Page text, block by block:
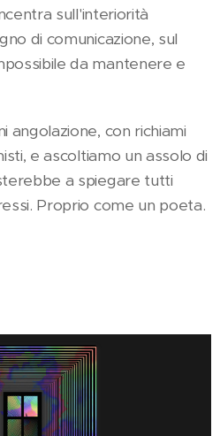
sull'interiorità
di comunicazione, sul
da mantenere e
angolazione, con richiami
e ascoltiamo un assolo di
a spiegare tutti
Proprio come un poeta.